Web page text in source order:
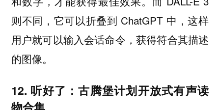
则不同，它可以折叠到 ChatGPT 中，这样
用户就可以输入会话命令，获得符合其描述
的图像。
12. 听好了：古腾堡计划开放式有声读